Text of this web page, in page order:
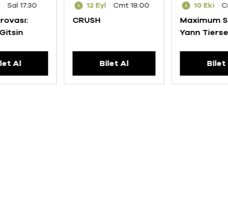
Sal 17:30
Al
12 Eyl Cmt 18:00
CRUSH
Bilet Al
10 Eki
Maximum
Yann
Bilet